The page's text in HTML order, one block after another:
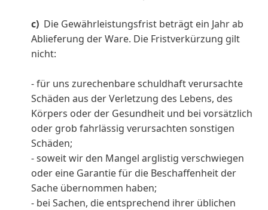
c) Die Gewährleistungsfrist beträgt ein Jahr ab
Ablieferung der Ware. Die Fristverkürzung gilt
nicht:
- für uns zurechenbare schuldhaft verursachte
Schäden aus der Verletzung des Lebens, des
Körpers oder der Gesundheit und bei vorsätzlich
oder grob fahrlässig verursachten sonstigen
Schäden;
- soweit wir den Mangel arglistig verschwiegen
oder eine Garantie für die Beschaffenheit der
Sache übernommen haben;
- bei Sachen, die entsprechend ihrer üblichen